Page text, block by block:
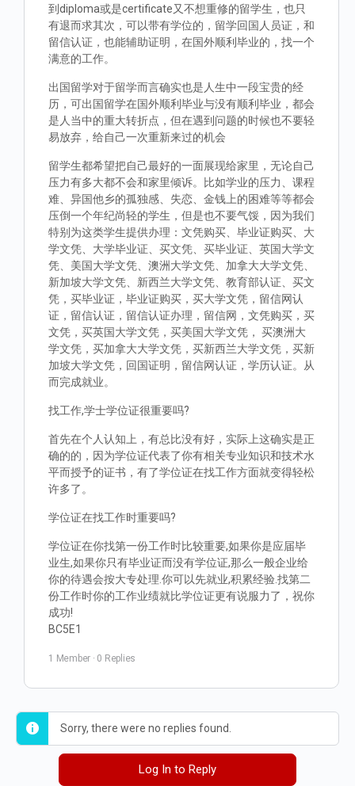
到diploma或是certificate又不想重修的留学生，也只
有退而求其次，可以带有学位的，留学回国人员证，和
留信认证，也能辅助证明，在国外顺利毕业的，找一个
满意的工作。
出国留学对于留学而言确实也是人生中一段宝贵的经
历，可出国留学在国外顺利毕业与没有顺利毕业，都会
是人当中的重大转折点，但在遇到问题的时候也不要轻
易放弃，给自己一次重新来过的机会
留学生都希望把自己最好的一面展现给家里，无论自己
压力有多大都不会和家里倾诉。比如学业的压力、课程
难、异国他乡的孤独感、失恋、金钱上的困难等等都会
压倒一个年纪尚轻的学生，但是也不要气馁，因为我们
特别为这类学生提供办理：文凭购买、毕业证购买、大
学文凭、大学毕业证、买文凭、买毕业证、英国大学文
凭、美国大学文凭、澳洲大学文凭、加拿大大学文凭、
新加坡大学文凭、新西兰大学文凭、教育部认证、买文
凭，买毕业证，毕业证购买，买大学文凭，留信网认
证，留信认证，留信认证办理，留信网，文凭购买，买
文凭，买英国大学文凭，买美国大学文凭， 买澳洲大
学文凭，买加拿大大学文凭，买新西兰大学文凭，买新
加坡大学文凭，回国证明，留信网认证，学历认证。从
而完成就业。
找工作,学士学位证很重要吗?
首先在个人认知上，有总比没有好，实际上这确实是正
确的的，因为学位证代表了你有相关专业知识和技术水
平而授予的证书，有了学位证在找工作方面就变得轻松
许多了。
学位证在找工作时重要吗?
学位证在你找第一份工作时比较重要,如果你是应届毕
业生,如果你只有毕业证而没有学位证,那么一般企业给
你的待遇会按大专处理.你可以先就业,积累经验.找第二
份工作时你的工作业绩就比学位证更有说服力了，祝你
成功!
BC5E1
1 Member · 0 Replies
Sorry, there were no replies found.
Log In to Reply